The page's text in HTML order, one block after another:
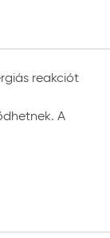
reakciót
A